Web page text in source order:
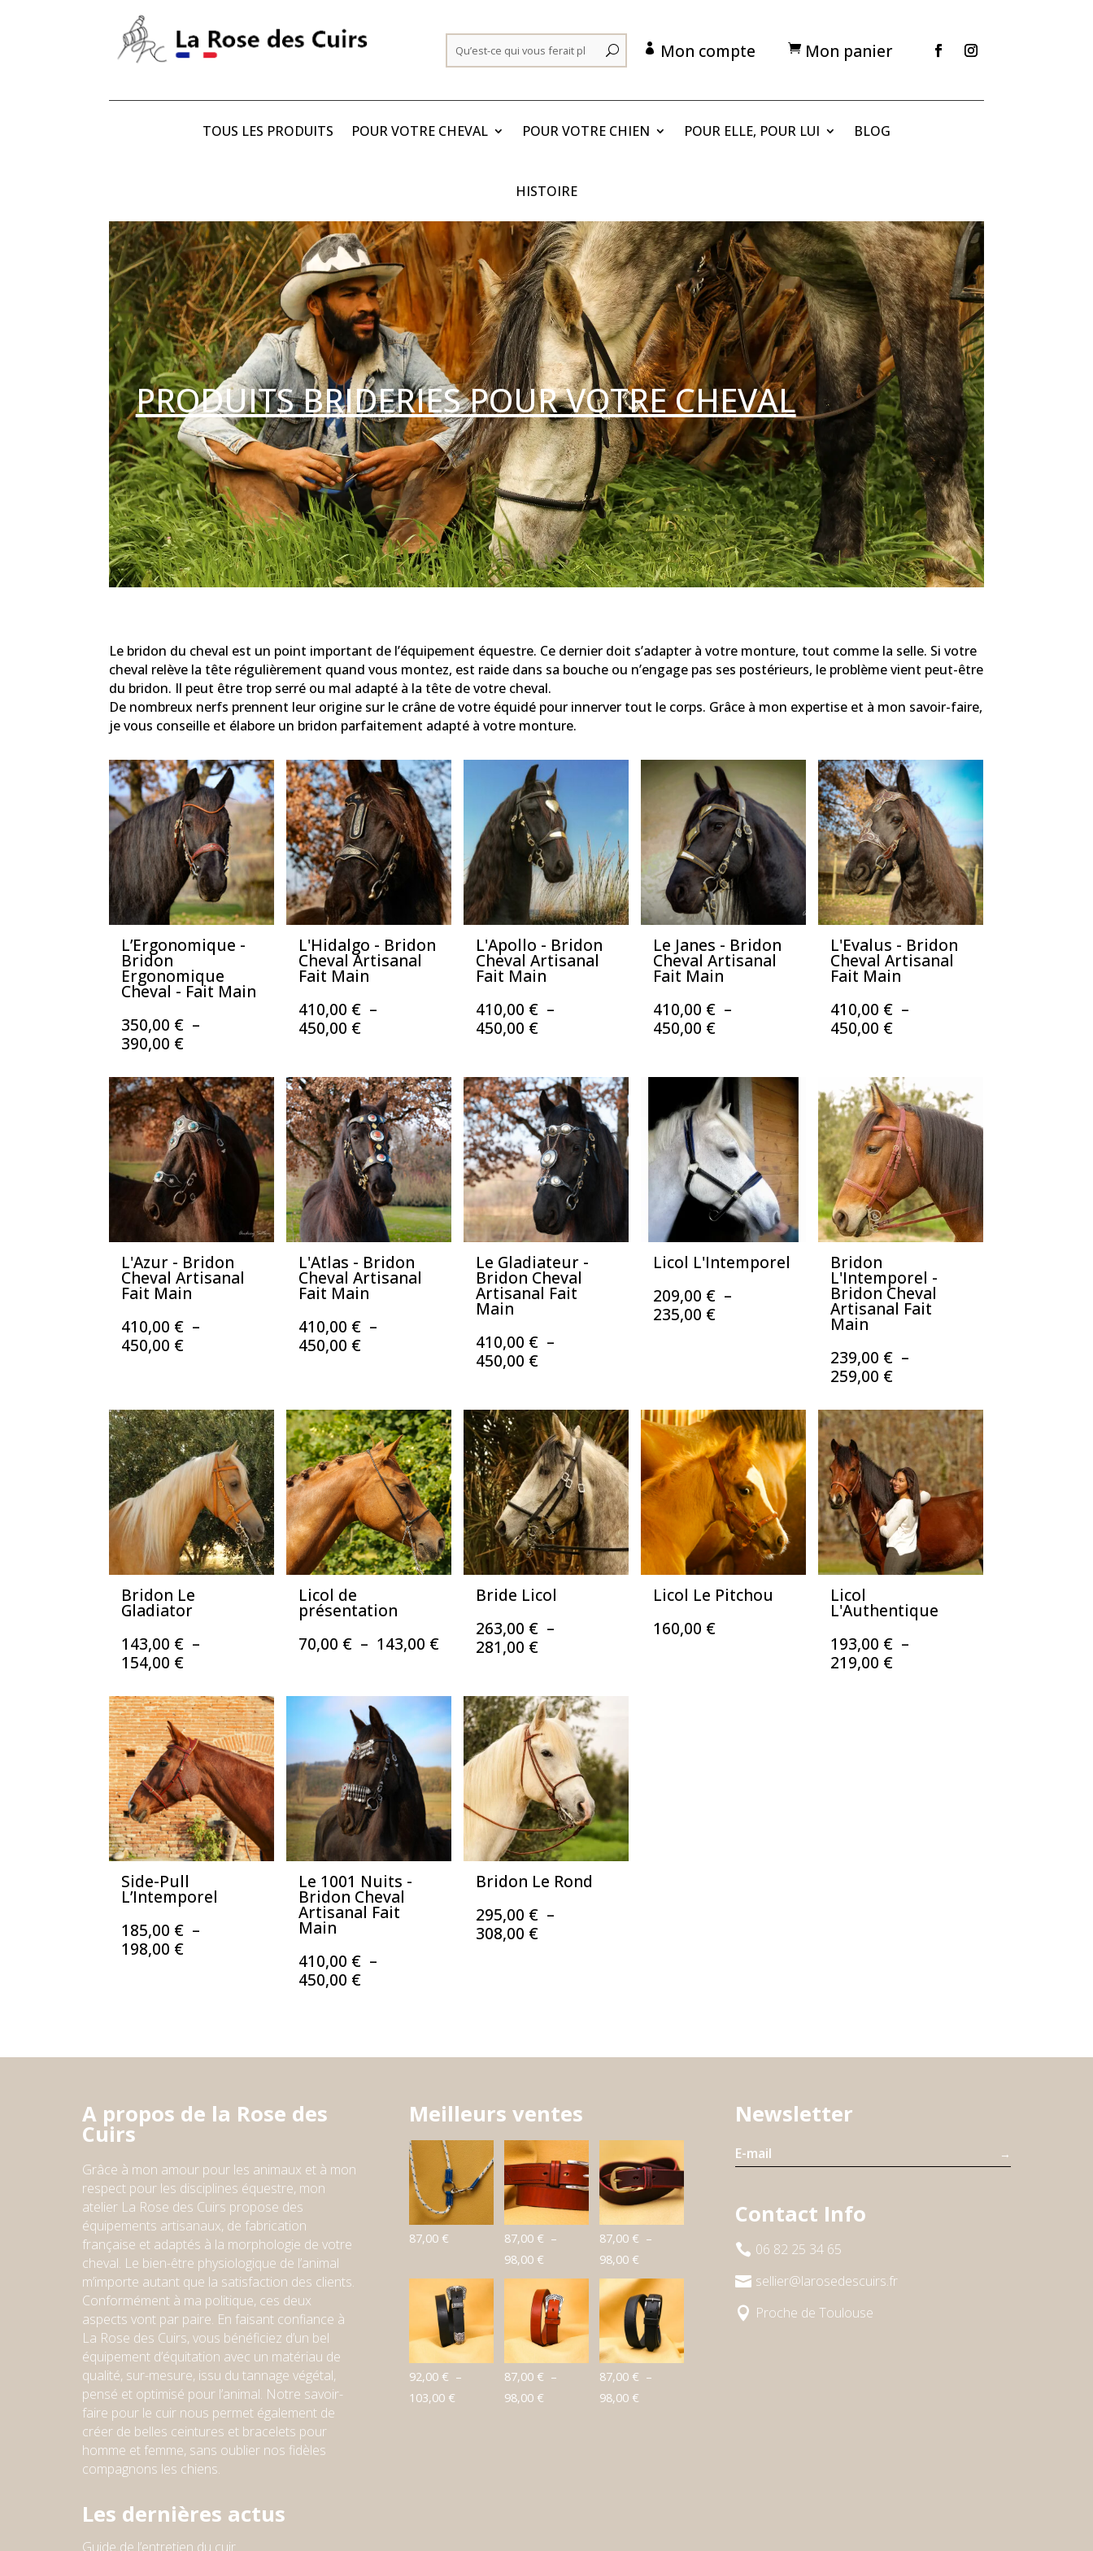
 Mon compte  Mon panier
TOUS LES PRODUITS POUR VOTRE CHEVAL POUR VOTRE CHIEN POUR ELLE, POUR LUI BLOG
HISTOIRE
PRODUITS BRIDERIES POUR VOTRE CHEVAL
Le bridon du cheval est un point important de l’équipement équestre. Ce dernier doit s’adapter à votre monture, tout comme la selle. Si votre
cheval relève la tête régulièrement quand vous montez, est raide dans sa bouche ou n’engage pas ses postérieurs, le problème vient peut-être
du bridon. Il peut être trop serré ou mal adapté à la tête de votre cheval.
De nombreux nerfs prennent leur origine sur le crâne de votre équidé pour innerver tout le corps. Grâce à mon expertise et à mon savoir-faire,
je vous conseille et élabore un bridon parfaitement adapté à votre monture.
L’Ergonomique -
Bridon
Ergonomique
Cheval - Fait Main
350,00 € –
390,00 €Plage
prix :
350,00 €
à
390,00 €
L'Hidalgo - Bridon
Cheval Artisanal
Fait Main
410,00 € –
450,00 €Plage
410,00 €
à
450,00 €
L'Apollo - Bridon
Cheval Artisanal
Fait Main
410,00 € –
450,00 €Plage
410,00 €
à
450,00 €
Le Janes - Bridon
Cheval Artisanal
Fait Main
410,00 € –
450,00 €Plage
410,00 €
à
450,00 €
L'Evalus - Bridon
Cheval Artisanal
Fait Main
410,00 € –
450,00 €Plage
410,00 €
à
450,00 €
L'Azur - Bridon
Cheval Artisanal
Fait Main
410,00 € –
450,00 €Plage
à
450,00 €
L'Atlas - Bridon
Cheval Artisanal
Fait Main
410,00 € –
450,00 €Plage
à
450,00 €
Le Gladiateur -
Bridon Cheval
Artisanal Fait
Main
410,00 € –
450,00 €Plage
410,00 €
à
450,00 €
Licol L'Intemporel
209,00 € –
235,00 €Plage
235,00 €
Bridon
L'Intemporel -
Bridon Cheval
Artisanal Fait
Main
239,00 € –
259,00 €Plage
prix :
239,00 €
à
259,00 €
Bridon Le
Gladiator
143,00 € –
154,00 €Plage
prix :
143,00 €
à
154,00 €
Licol de
présentation
70,00 € – 143,00 €Plage
70,00 €
à
143,00 €
Bride Licol
263,00 € –
281,00 €Plage
263,00 €
à
281,00 €
Licol Le Pitchou
160,00 €
Licol
L'Authentique
193,00 € –
219,00 €Plage
Side-Pull
L’Intemporel
185,00 € –
198,00 €Plage
Le 1001 Nuits -
Bridon Cheval
Artisanal Fait
Main
410,00 € –
450,00 €Plage
à
Bridon Le Rond
295,00 € –
308,00 €Plage
A propos de la Rose des
Cuirs
Grâce à mon amour pour les animaux et à mon
respect pour les disciplines équestre, mon
atelier La Rose des Cuirs propose des
équipements artisanaux, de fabrication
française et adaptés à la morphologie de votre
cheval. Le bien-être physiologique de l’animal
m’importe autant que la satisfaction des clients.
Conformément à ma politique, ces deux
aspects vont par paire. En faisant confiance à
La Rose des Cuirs, vous bénéficiez d’un bel
équipement d’équitation avec un matériau de
qualité, sur-mesure, issu du tannage végétal,
pensé et optimisé pour l’animal. Notre savoir-
faire pour le cuir nous permet également de
créer de belles ceintures et bracelets pour
homme et femme, sans oublier nos fidèles
compagnons les chiens.
Les dernières actus
Guide de l’entretien du cuir
Meilleurs ventes
87,00 € 87,00 € –
98,00 €Plage
de
prix :
87,00 €
à
98,00 €
87,00 € –
98,00 €Plage
de
prix :
87,00 €
à
98,00 €
92,00 € –
103,00 €Plage
87,00 € –
98,00 €Plage
87,00 € –
98,00 €Plage
Newsletter
→
Contact Info
 06 82 25 34 65
 sellier@larosedescuirs.fr
 Proche de Toulouse